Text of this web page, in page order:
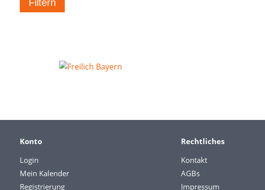
Konto
Login
Mein Kalender
Registrierung
Rechtliches
Kontakt
AGBs
Impressum